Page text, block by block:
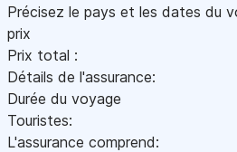
Précisez le pays et les dates du
prix
Prix total :
Détails de l'assurance:
Durée du voyage
Touristes:
L'assurance comprend: